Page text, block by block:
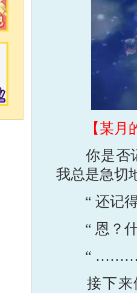
【某
你是否记
我总是急切
“ 还记得
“ 恩？什
“
接下来便